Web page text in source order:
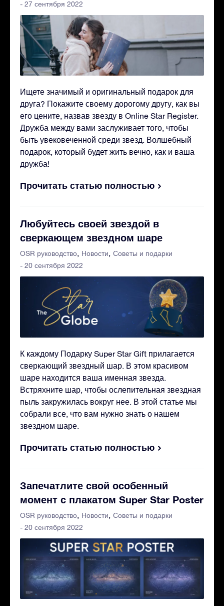
- 27 сентября 2022
Ищете значимый и оригинальный подарок для
друга? Покажите своему дорогому другу, как вы
его цените, назвав звезду в Online Star Register.
Дружба между вами заслуживает того, чтобы
быть увековеченной среди звезд. Волшебный
подарок, который будет жить вечно, как и ваша
дружба!
Прочитать статью полностью
Любуйтесь своей звездой в
сверкающем звездном шаре
OSR руководство Новости
Советы и подарки
- 20 сентября 2022
К каждому Подарку Super Star Gift прилагается
сверкающий звездный шар. В этом красивом
шаре находится ваша именная звезда.
Встряхните шар, чтобы ослепительная звездная
пыль закружилась вокруг нее. В этой статье мы
собрали все, что вам нужно знать о нашем
звездном шаре.
Прочитать статью полностью
Запечатлите свой особенный
момент с плакатом Super Star Poster
OSR руководство Новости
Советы и подарки
- 20 сентября 2022